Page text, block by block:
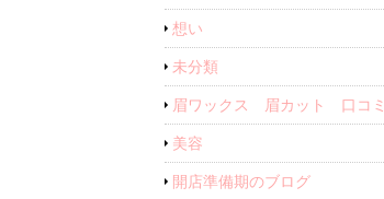
想い
未分類
眉ワックス 眉カット 口コミ
美容
開店準備期のブログ